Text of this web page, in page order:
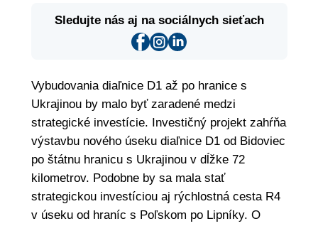
Sledujte nás aj na sociálnych sieťach
Vybudovania diaľnice D1 až po hranice s
Ukrajinou by malo byť zaradené medzi
strategické investície. Investičný projekt zahŕňa
výstavbu nového úseku diaľnice D1 od Bidoviec
po štátnu hranicu s Ukrajinou v dĺžke 72
kilometrov. Podobne by sa mala stať
strategickou investíciou aj rýchlostná cesta R4
v úseku od hraníc s Poľskom po Lipníky. O